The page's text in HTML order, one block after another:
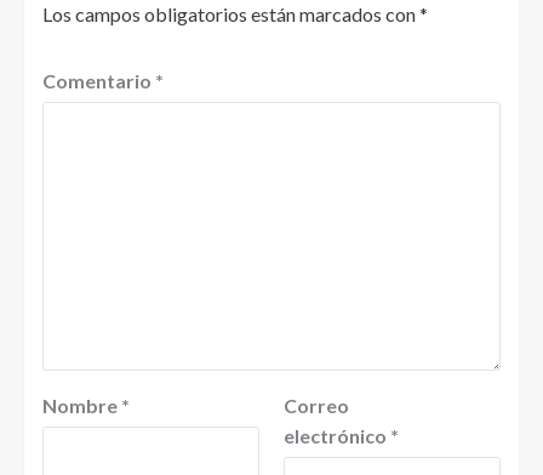
Los campos obligatorios están marcados con*
Comentario *
Nombre *
Correo
electrónico *